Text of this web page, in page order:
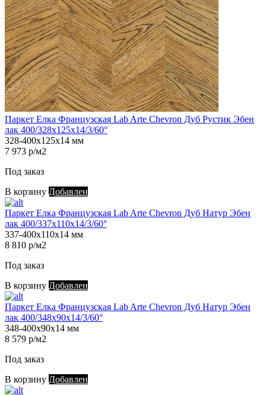
Паркет Елка Французская Lab Arte Chevron Дуб Рустик Эбен
лак 400/328х125х14/3/60°
328-400х125х14 мм
7 973 р/м2
Под заказ
В корзину Добавлен
Паркет Елка Французская Lab Arte Chevron Дуб Натур Эбен
лак 400/337х110х14/3/60°
337-400х110х14 мм
8 810 р/м2
Под заказ
В корзину Добавлен
Паркет Елка Французская Lab Arte Chevron Дуб Натур Эбен
лак 400/348х90х14/3/60°
348-400х90х14 мм
8 579 р/м2
Под заказ
В корзину Добавлен